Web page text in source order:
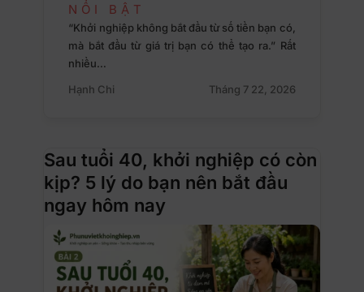
NỔI BẬT
“Khởi nghiệp không bắt đầu từ số tiền bạn có,
mà bắt đầu từ giá trị bạn có thể tạo ra.” Rất
nhiều…
Hạnh Chi
Tháng 7 22, 2026
Sau tuổi 40, khởi nghiệp có còn
kịp? 5 lý do bạn nên bắt đầu
ngay hôm nay